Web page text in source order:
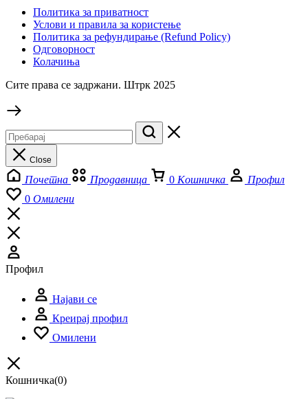
Политика за приватност
Услови и правила за користење
Политика за рефундирање (Refund Policy)
Одговорност
Колачиња
Сите права се задржани. Штрк 2025
Close
Почетна Продавница 0 Кошничка
Профил
0 Омилени
Профил
Најави се
Креирај профил
Омилени
Кошничка(0)